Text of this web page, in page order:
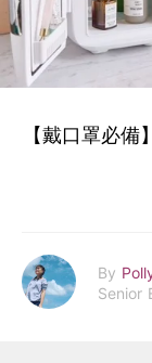
【戴口罩必備
By
Senior